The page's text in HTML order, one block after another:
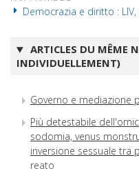
Democrazia e diritto : LIV,
ARTICLES DU MÊME
INDIVIDUELLEMENT)
Governo e mediazione
Più detestabile
sodomia, venus
inversione sessuale tra
reato